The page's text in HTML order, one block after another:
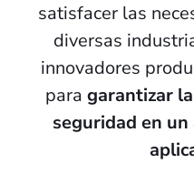
satisfacer las
diversas
innovadores
para garantizar
seguridad en